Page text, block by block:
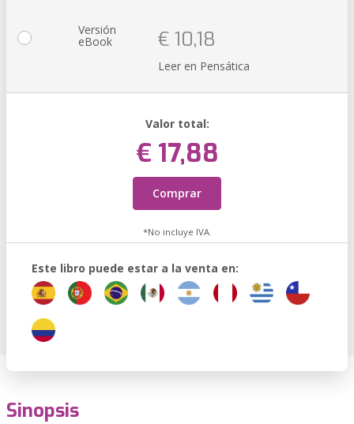
Versión
eBook € 10,18
Leer en Pensática
Valor total:
€ 17,88
Comprar
*No incluye IVA.
Este libro puede estar a la venta en:
Sinopsis